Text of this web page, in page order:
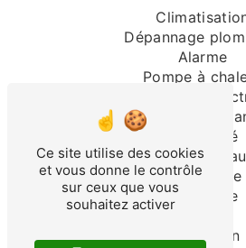
Dépannage
Alarme
Pompe à
Dépannage
Vidéo
Électricité
Chauffe-eau
Domotique
Plomberie
Plombier
Électricien
Ce site utilise des cookies
et vous donne le contrôle
sur ceux que vous
souhaitez activer